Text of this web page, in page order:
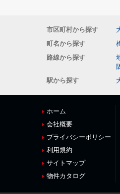
市区町村から探す
町名から探す
路線から探す
駅から探す
ホーム
会社概要
プライバシーポリシー
利用規約
サイトマップ
物件カタログ